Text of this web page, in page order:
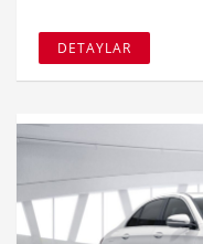
DETAYLAR